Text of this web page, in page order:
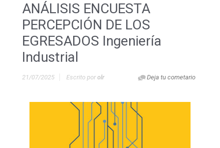
ANÁLISIS ENCUESTA
PERCEPCIÓN DE LOS
EGRESADOS Ingeniería
Industrial
21/07/2025 Deja tu cometario
Escrito porolr